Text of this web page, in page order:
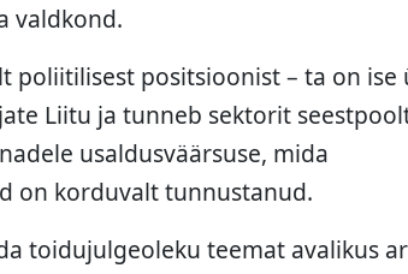
valdkond.
positsioonist – ta on ise
Liitu ja tunneb sektorit
usaldusväärsuse, mida
on korduvalt tunnustanud.
toidujulgeoleku teemat avalikus